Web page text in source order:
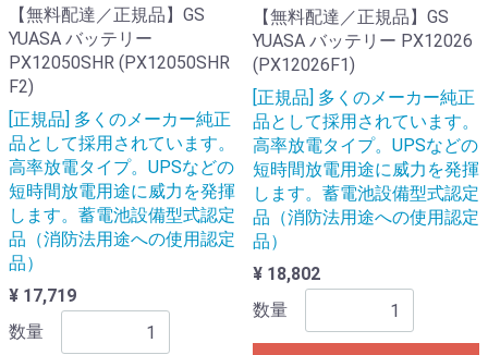
【無料配達／正規品】GS
YUASA バッテリー
PX12050SHR (PX12050SHR
F2)
[正規品] 多くのメーカー純正
品として採用されています。
高率放電タイプ。UPSなどの
短時間放電用途に威力を発揮
します。蓄電池設備型式認定
品（消防法用途への使用認定
品）
¥ 17,719
数量
【無料配達／正規品】GS
YUASA バッテリー PX12026
(PX12026F1)
[正規品] 多くのメーカー純正
品として採用されています。
高率放電タイプ。UPSなどの
短時間放電用途に威力を発揮
します。蓄電池設備型式認定
品（消防法用途への使用認定
品）
¥ 18,802
数量